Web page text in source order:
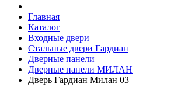
Главная
Каталог
Входные двери
Стальные двери Гардиан
Дверные панели
Дверные панели МИЛАН
Дверь Гардиан Милан 03